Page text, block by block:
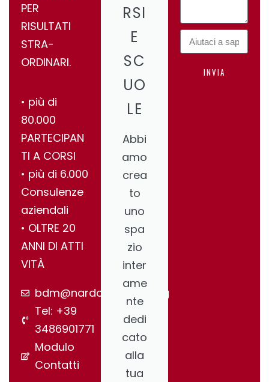
PER
RISULTATI
STRA-
ORDINARI.
•⁠ ⁠più di
80.000
PARTECIPAN
TI A CORSI
•⁠ ⁠più di 6.000
Consulenze
aziendali
•⁠ ⁠OLTRE 20
ANNI DI ATTI
VITÀ
bdm@nardonegroup.org
Tel: +39
3486901771
Modulo
Contatti
RSI
E
SC
UO
LE
Abbi
amo
crea
to
uno
spa
zio
inter
ame
nte
dedi
cato
alla
tua
INVIA